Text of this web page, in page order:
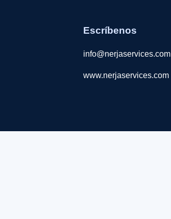
Escríbenos
info@nerjaservices.com
www.nerjaservices.com